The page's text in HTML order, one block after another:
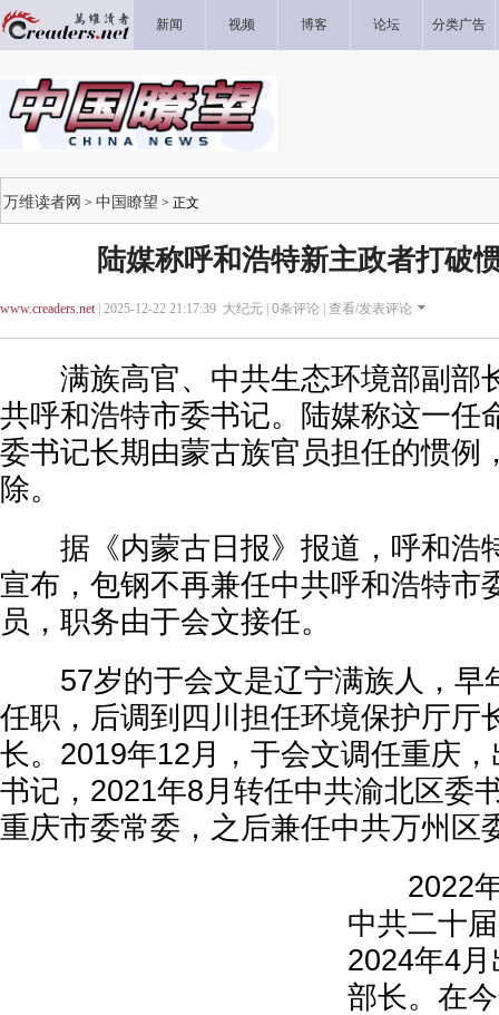
新闻 视频 博客 论坛 分类广告
万维读者网 > 中国瞭望 > 正文
陆媒称呼和浩特新主政者打破
www.creaders.net| 2025-12-22 21:17:39 大纪元 | 0条评论 | 查看/发表评论
满族高官、中共生态环境部副部
共呼和浩特市委书记。陆媒称这一任
委书记长期由蒙古族官员担任的惯例
除。
据《内蒙古日报》报道，呼和浩
宣布，包钢不再兼任中共呼和浩特市
员，职务由于会文接任。
57岁的于会文是辽宁满族人，早
任职，后调到四川担任环境保护厅厅
长。2019年12月，于会文调任重庆
书记，2021年8月转任中共渝北区委
重庆市委常委，之后兼任中共万州区
2022年
中共二十
2024年4
部长。在